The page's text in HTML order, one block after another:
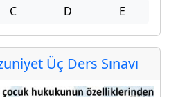
C D E
Üç Ders Sınavı